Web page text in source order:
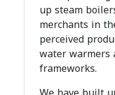
up steam
merchants in
perceived
water
frameworks.